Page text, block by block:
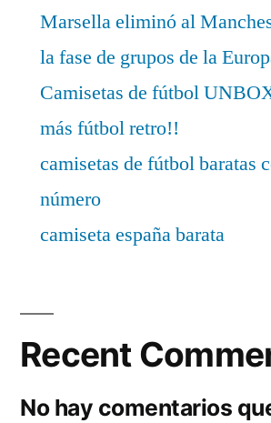
Marsella eliminó al
la fase de grupos de la
Camisetas de fútbol
más fútbol retro!!
camisetas de fútbol baratas
número
camiseta españa barata
Recent
No hay comentarios